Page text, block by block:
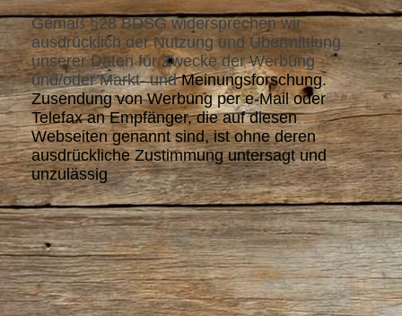
Gemäß §28 BDSG widersprechen wir
ausdrücklich der Nutzung und Übermittlung
unserer Daten für Zwecke der Werbung
und/oder Markt- undMeinungsforschung.
Zusendung von Werbung per e-Mail oder
Telefax an Empfänger, die auf diesen
Webseiten genannt sind, ist ohne deren
ausdrückliche Zustimmung untersagt und
unzulässig